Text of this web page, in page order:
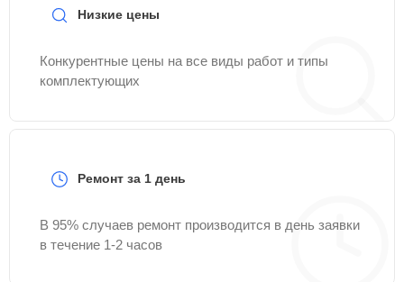
Низкие цены
Конкурентные цены на все виды работ и типы
комплектующих
Ремонт за 1 день
В 95% случаев ремонт производится в день заявки
в течение 1-2 часов